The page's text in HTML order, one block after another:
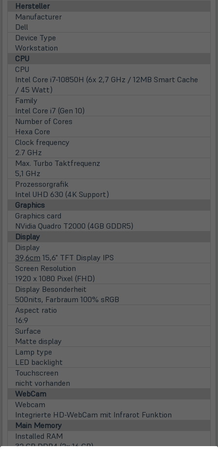
Hersteller
Manufacturer
Dell
Device Type
Workstation
CPU
CPU
Intel Core i7-10850H (6x 2,7 GHz / 12MB Smart Cache
/ 45 Watt)
Family
Intel Core i7 (Gen 10)
Number of Cores
Hexa Core
Clock frequency
2.7 GHz
Max. Turbo Taktfrequenz
5,1 GHz
Prozessorgrafik
Intel UHD 630 (4K Support)
Graphics
Graphics card
NVidia Quadro T2000 (4GB GDDR5)
Display
Display
39,6cm 15,6" TFT Display IPS
Screen Resolution
1920 x 1080 Pixel (FHD)
Display Besonderheit
500nits, Farbraum 100% sRGB
Aspect ratio
16:9
Surface
Matte display
Lamp type
LED backlight
Touchscreen
nicht vorhanden
WebCam
Webcam
Integrierte HD-WebCam mit Infrarot Funktion
Main Memory
Installed RAM
32 GB DDR4 (2x 16 GB)